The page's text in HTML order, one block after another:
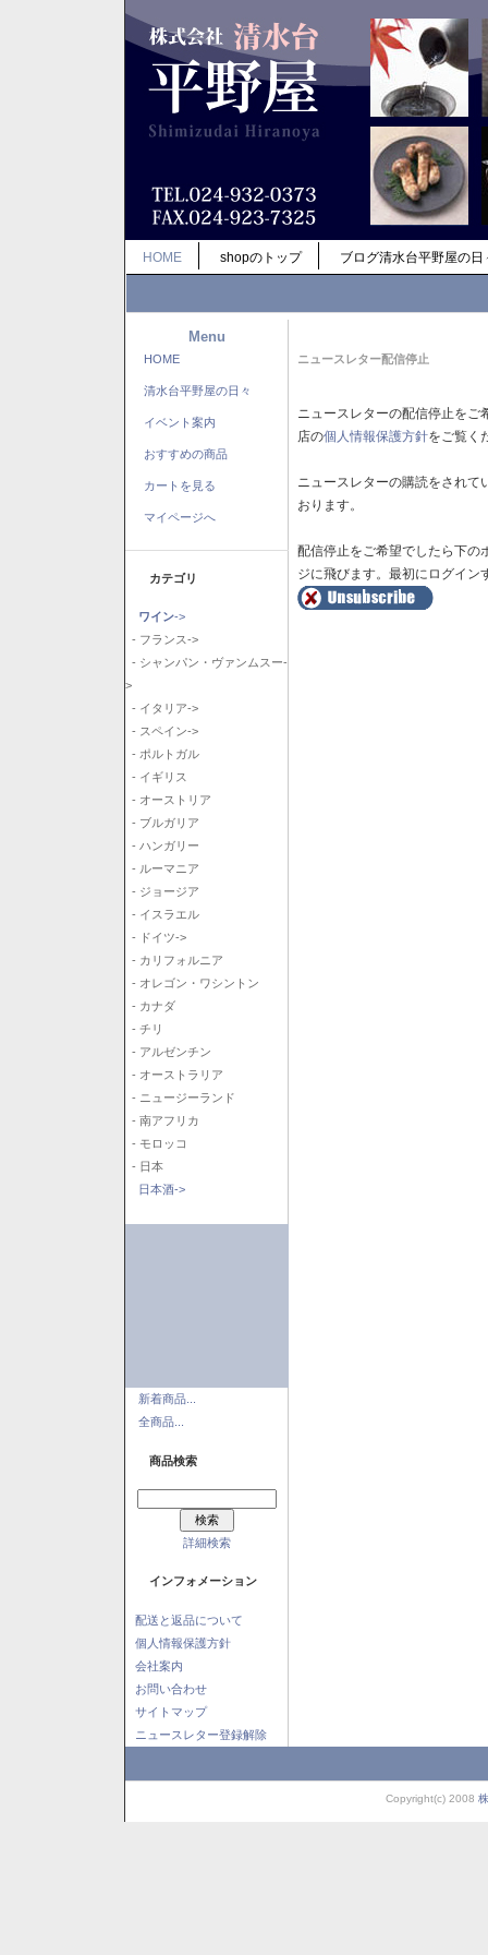
HOME shopのトップ ブログ清水台平野屋の日
Menu
HOME
清水台平野屋の日々
イベント案内
おすすめの商品
カートを見る
マイページへ
カテゴリ
ワイン->
- フランス->
- シャンパン・ヴァンムスー-
>
- イタリア->
- スペイン->
- ポルトガル
- イギリス
- オーストリア
- ブルガリア
- ハンガリー
- ルーマニア
- ジョージア
- イスラエル
- ドイツ->
- カリフォルニア
- オレゴン・ワシントン
- カナダ
- チリ
- アルゼンチン
- オーストラリア
- ニュージーランド
- 南アフリカ
- モロッコ
- 日本
日本酒->
新着商品...
全商品...
商品検索
詳細検索
インフォメーション
配送と返品について
個人情報保護方針
会社案内
お問い合わせ
サイトマップ
ニュースレター登録解除
ニュースレター配信停止
ニュースレターの配信停止を
店の個人情報保護方針をご覧く
ニュースレターの購読をされ
おります。
配信停止をご希望でしたら下の
ジに飛びます。最初にログイン
Copyright(c) 2008